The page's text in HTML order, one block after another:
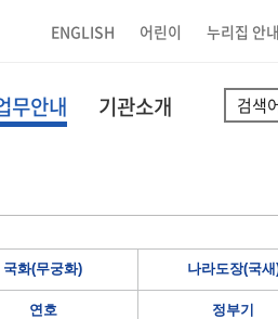
ENGLISH 어린이 누리집 안
무안내 기관소개
국화(무궁화) 나라도장(국새
연호 정부기